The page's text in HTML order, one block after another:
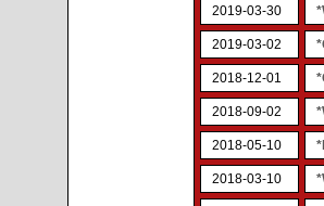
2019-03-30
2019-03-02
2018-12-01
2018-09-02
2018-05-10
2018-03-10